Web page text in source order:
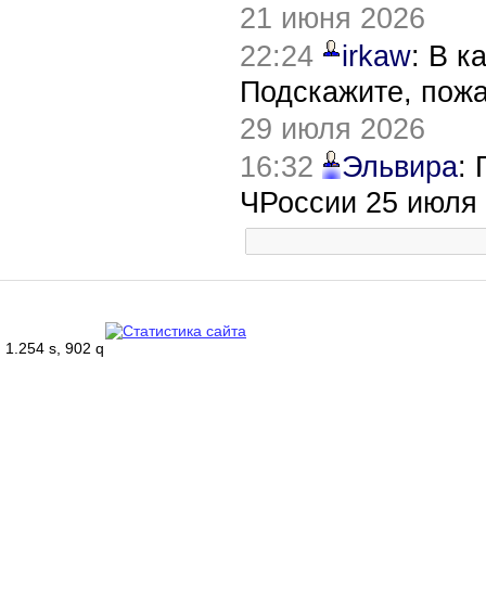
21 июня 2026
22:24
irkaw: В
Подскажите,
29 июля 2026
16:32
Эльвира:
ЧРоссии 25 июля
1.254 s, 902 q